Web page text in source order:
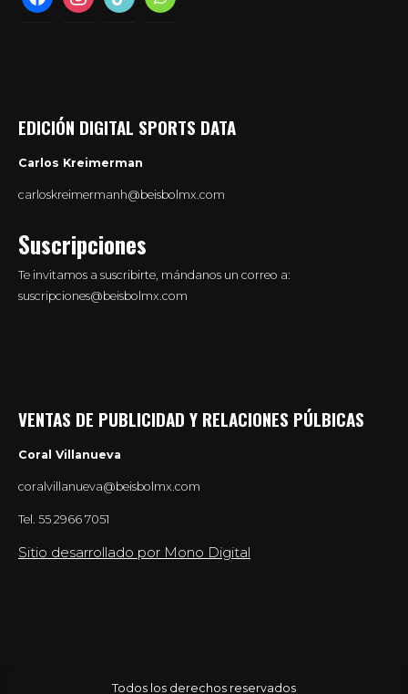
EDICIÓN DIGITAL SPORTS DATA
Carlos Kreimerman
carloskreimermanh@beisbolmx.com
Suscripciones
Te invitamos a suscribirte, mándanos un correo a:
suscripciones@beisbolmx.com
VENTAS DE PUBLICIDAD Y RELACIONES PÚLBICAS
Coral Villanueva
coralvillanueva@beisbolmx.com
Tel. 55 2966 7051
Sitio desarrollado por Mono Digital
Todos los derechos reservados